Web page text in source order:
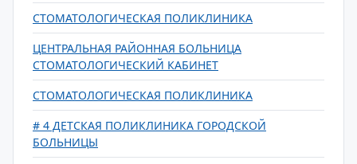
СТОМАТОЛОГИЧЕСКАЯ ПОЛИКЛИНИКА
ЦЕНТРАЛЬНАЯ РАЙОННАЯ БОЛЬНИЦА
СТОМАТОЛОГИЧЕСКИЙ КАБИНЕТ
СТОМАТОЛОГИЧЕСКАЯ ПОЛИКЛИНИКА
# 4 ДЕТСКАЯ ПОЛИКЛИНИКА ГОРОДСКОЙ
БОЛЬНИЦЫ